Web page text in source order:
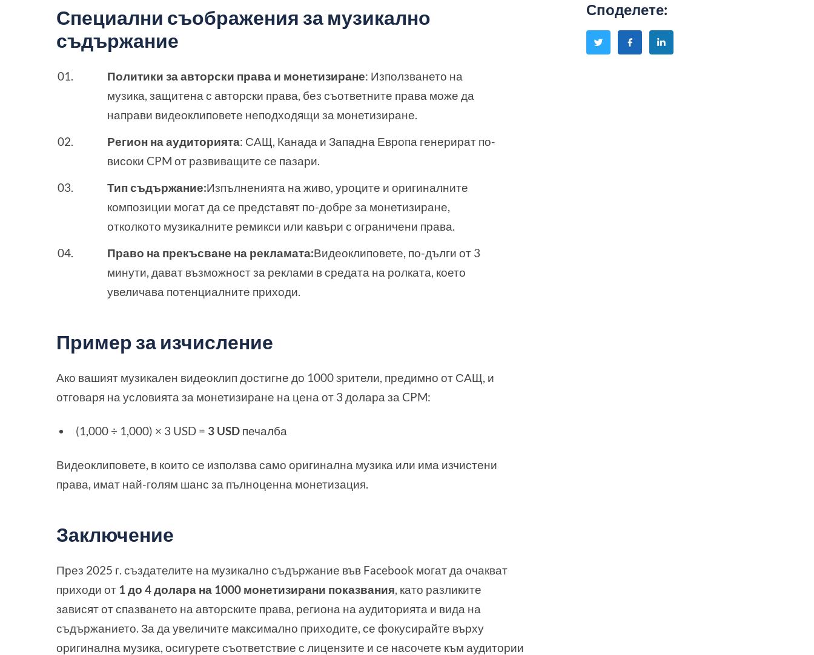
Специални съображения за музикално
съдържание
Политики за авторски права и монетизиране: Използването на
музика, защитена с авторски права, без съответните права може да
направи видеоклиповете неподходящи за монетизиране.
Регион на аудиторията: САЩ, Канада и Западна Европа генерират по-
високи CPM от развиващите се пазари.
Тип съдържание:Изпълненията на живо, уроците и оригиналните
композиции могат да се представят по-добре за монетизиране,
отколкото музикалните ремикси или кавъри с ограничени права.
Право на прекъсване на рекламата:Видеоклиповете, по-дълги от 3
минути, дават възможност за реклами в средата на ролката, което
увеличава потенциалните приходи.
Пример за изчисление
Ако вашият музикален видеоклип достигне до 1000 зрители, предимно от САЩ, и
отговаря на условията за монетизиране на цена от 3 долара за CPM:
(1,000 ÷ 1,000) × 3 USD = 3 USD печалба
Видеоклиповете, в които се използва само оригинална музика или има изчистени
права, имат най-голям шанс за пълноценна монетизация.
Заключение
През 2025 г. създателите на музикално съдържание във Facebook могат да очакват
приходи от 1 до 4 долара на 1000 монетизирани показвания, като разликите
зависят от спазването на авторските права, региона на аудиторията и вида на
съдържанието. За да увеличите максимално приходите, се фокусирайте върху
оригинална музика, осигурете съответствие с лицензите и се насочете към аудитории
Споделете: